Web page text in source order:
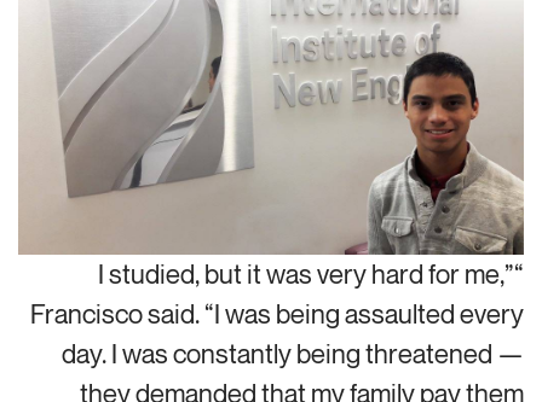
“I studied, but it was very hard for me,”
Francisco said. “I was being assaulted every
day. I was constantly being threatened —
they demanded that my family pay them